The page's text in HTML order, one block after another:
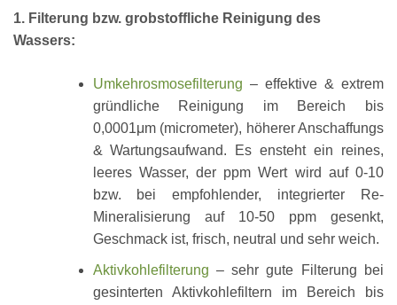
1. Filterung bzw. grobstoffliche Reinigung des
Wassers:
Umkehrosmosefilterung – effektive & extrem
gründliche Reinigung im Bereich bis
0,0001μm (micrometer), höherer Anschaffungs
& Wartungsaufwand. Es ensteht ein reines,
leeres Wasser, der ppm Wert wird auf 0-10
bzw. bei empfohlender, integrierter Re-
Mineralisierung auf 10-50 ppm gesenkt,
Geschmack ist, frisch, neutral und sehr weich.
Aktivkohlefilterung – sehr gute Filterung bei
gesinterten Aktivkohlefiltern im Bereich bis